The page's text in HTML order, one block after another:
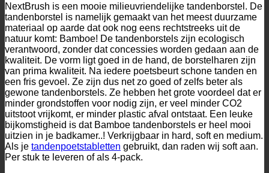
NextBrush is een mooie milieuvriendelijke tandenborstel. De
tandenborstel is namelijk gemaakt van het meest duurzame
materiaal op aarde dat ook nog eens rechtstreeks uit de
natuur komt: Bamboe! De tandenborstels zijn ecologisch
verantwoord, zonder dat concessies worden gedaan aan de
kwaliteit. De vorm ligt goed in de hand, de borstelharen zijn
van prima kwaliteit. Na iedere poetsbeurt schone tanden en
een fris gevoel. Ze zijn dus net zo goed of zelfs beter als
gewone tandenborstels. Ze hebben het grote voordeel dat er
minder grondstoffen voor nodig zijn, er veel minder CO2
uitstoot vrijkomt, er minder plastic afval ontstaat. Een leuke
bijkomstigheid is dat Bamboe tandenborstels er heel mooi
uitzien in je badkamer..! Verkrijgbaar in hard, soft en medium.
Als je tandenpoetstabletten gebruikt, dan raden wij soft aan.
Per stuk te leveren of als 4-pack.